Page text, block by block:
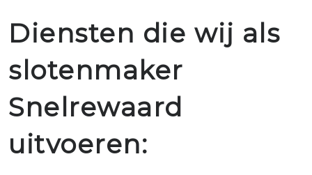
Diensten die wij als
slotenmaker
Snelrewaard
uitvoeren: